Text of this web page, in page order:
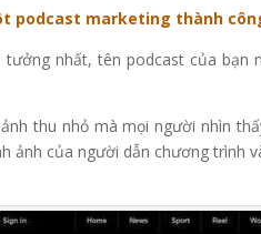
podcast marketing thành
tưởng nhất, tên podcast của
thu nhỏ mà mọi người nhìn
ảnh của người dẫn chương trình